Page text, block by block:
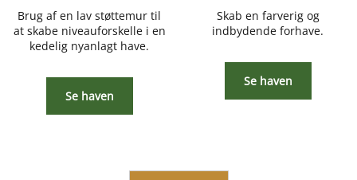
Brug af en lav støttemur til
at skabe niveauforskelle i en
kedelig nyanlagt have.
Se haven
Skab en farverig og
indbydende forhave.
Se haven